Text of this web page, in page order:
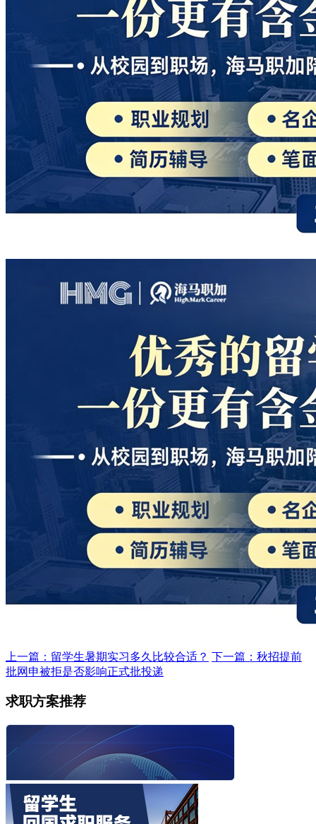
上一篇：留学生暑期实习多久比较合适？ 下一篇：秋招提前
批网申被拒是否影响正式批投递
求职方案推荐